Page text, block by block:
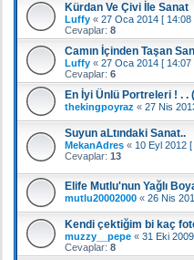
Kürdan Ve Çivi İle Sanat
Luffy « 27 Oca 2014 [ 14:08
Cevaplar: 8
Camın İçinden Taşan
Luffy « 27 Oca 2014 [ 14:07
Cevaplar: 6
En İyi Ünlü Portreleri ! . .
thekingpoyraz « 27 Nis
Suyun aLtındaki Sanat..
MekanAdres « 10 Eyl 2012
Cevaplar: 13
Elife Mutlu'nun Yağlı
mutlu20002000 « 26 Nis
Kendi çektiğim bi kaç
muzzy__pepe « 31 Eki
Cevaplar: 8